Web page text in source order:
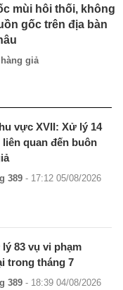
mùi hôi thối, không
gốc trên địa bàn
giả
vực XVII: Xử lý 14
liên quan đến buôn
389 - 17:12 05/08/2026
83 vụ vi phạm
trong tháng 7
389 - 18:39 04/08/2026